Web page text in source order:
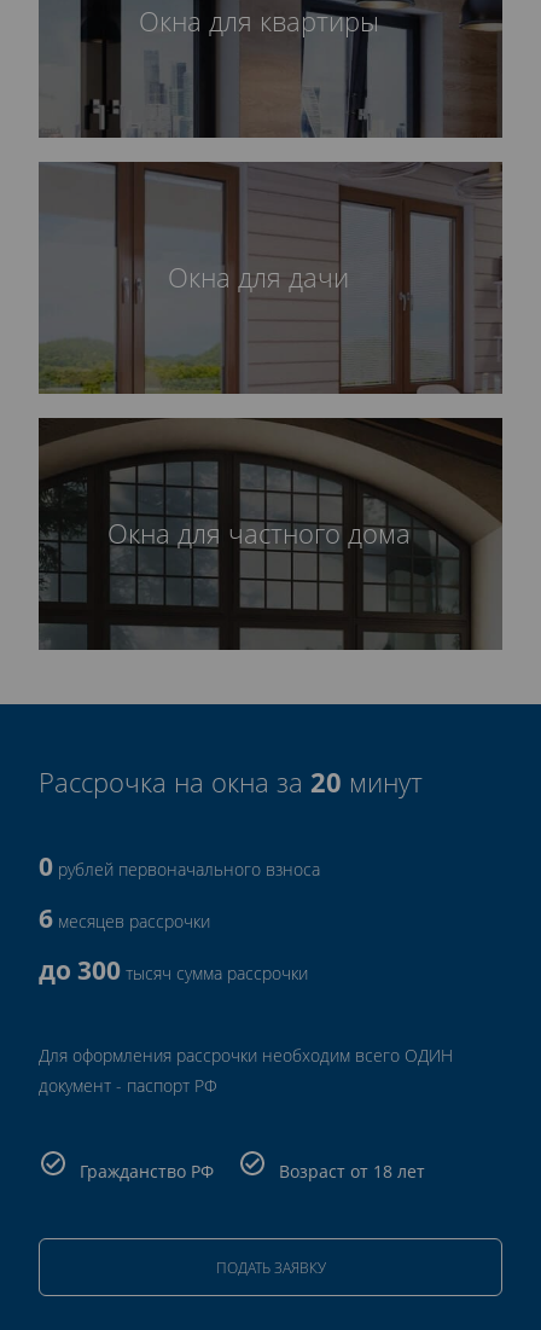
Окна для квартиры
Окна для дачи
Окна для частного дома
Рассрочка на окна за 20 минут
0 рублей первоначального взноса
6 месяцев рассрочки
до 300 тысяч сумма рассрочки
Для оформления рассрочки необходим всего ОДИН
документ - паспорт РФ
Гражданство РФ Возраст от 18 лет
ПОДАТЬ ЗАЯВКУ